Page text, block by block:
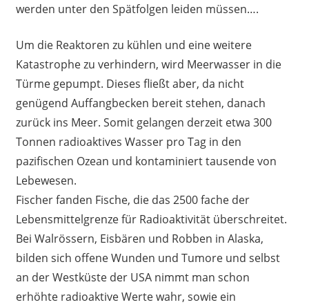
werden unter den Spätfolgen leiden müssen….
Um die Reaktoren zu kühlen und eine weitere
Katastrophe zu verhindern, wird Meerwasser in die
Türme gepumpt. Dieses fließt aber, da nicht
genügend Auffangbecken bereit stehen, danach
zurück ins Meer. Somit gelangen derzeit etwa 300
Tonnen radioaktives Wasser pro Tag in den
pazifischen Ozean und kontaminiert tausende von
Lebewesen.
Fischer fanden Fische, die das 2500 fache der
Lebensmittelgrenze für Radioaktivität überschreitet.
Bei Walrössern, Eisbären und Robben in Alaska,
bilden sich offene Wunden und Tumore und selbst
an der Westküste der USA nimmt man schon
erhöhte radioaktive Werte wahr, sowie ein